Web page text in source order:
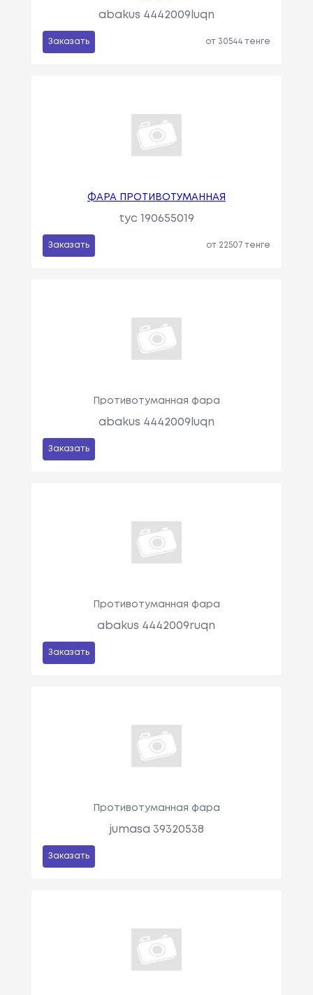
abakus 4442009luqn
Заказать от 30544 тенге
ФАРА ПРОТИВОТУМАННАЯ
tyc 190655019
Заказать от 22507 тенге
Противотуманная фара
abakus 4442009luqn
Заказать
Противотуманная фара
abakus 4442009ruqn
Заказать
Противотуманная фара
jumasa 39320538
Заказать